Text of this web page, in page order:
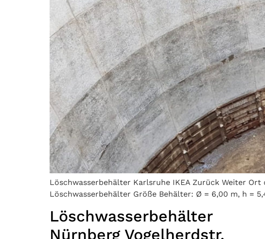
Löschwasserbehälter Karlsruhe IKEA Zurück Weiter Ort
Löschwasserbehälter Größe Behälter: Ø = 6,00 m, h =
Löschwasserbehälter
Nürnberg Vogelherdstr.